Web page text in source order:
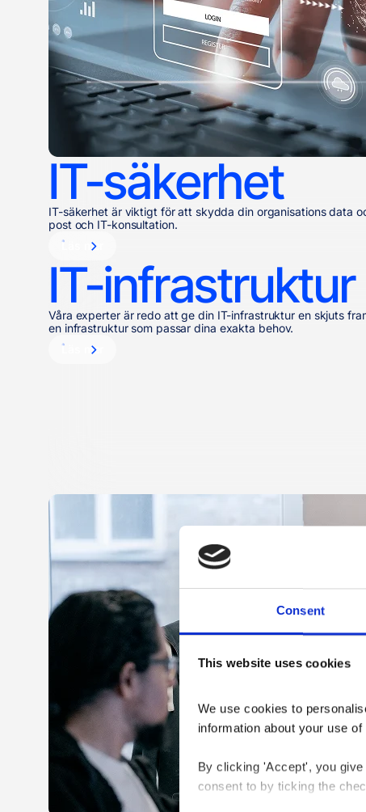
Consent
This website uses cookies
We use cookies to
information about your use
By clicking 'Accept', you
consent to by ticking the
IT-säkerhet
IT-säkerhet är viktigt för att skydda din organisations data
post och IT-konsultation.
Läs mer
IT-infrastruktur
Våra experter är redo att ge din IT-infrastruktur en skjuts
en infrastruktur som passar dina exakta behov.
Läs mer